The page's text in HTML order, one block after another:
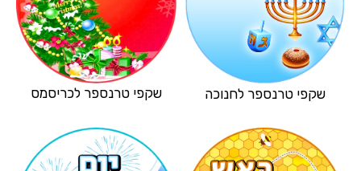
שקפי טרנספר לחנוכה שקפי טרנספר לכריסמס